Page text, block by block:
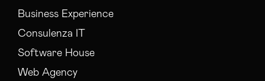
Business Experience
Consulenza IT
Software House
Web Agency